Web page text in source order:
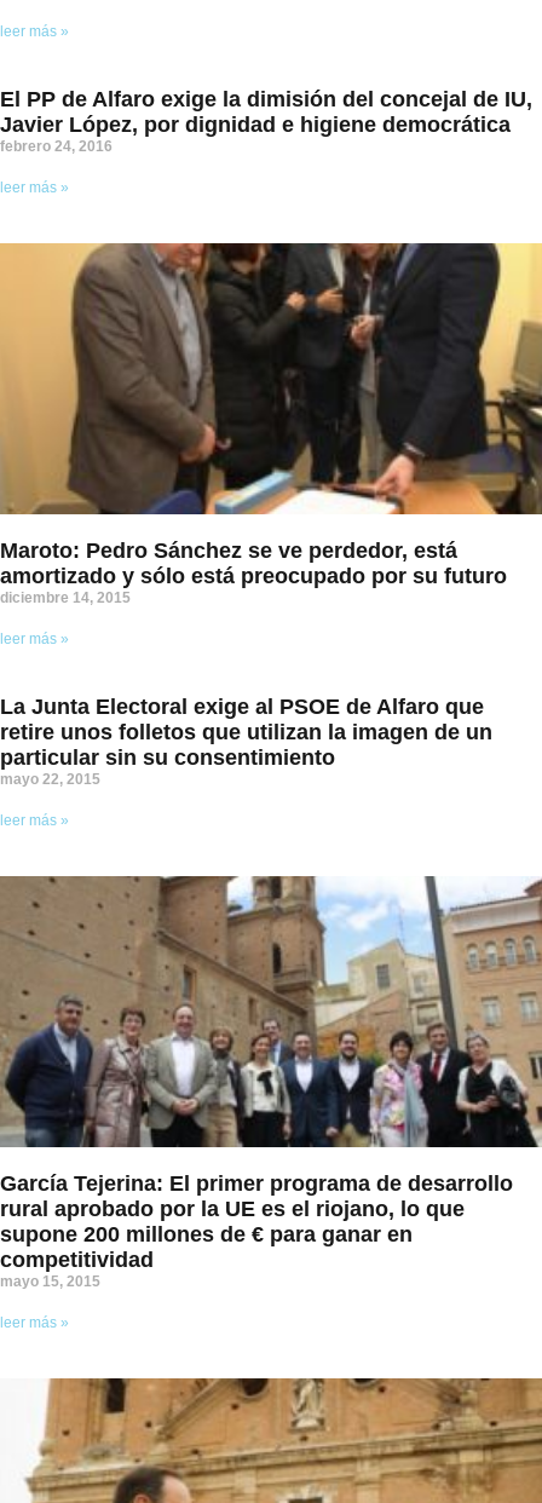
leer más »
El PP de Alfaro exige la dimisión del concejal de IU,
Javier López, por dignidad e higiene democrática
febrero 24, 2016
leer más »
Maroto: Pedro Sánchez se ve perdedor, está
amortizado y sólo está preocupado por su futuro
diciembre 14, 2015
leer más »
La Junta Electoral exige al PSOE de Alfaro que
retire unos folletos que utilizan la imagen de un
particular sin su consentimiento
mayo 22, 2015
leer más »
García Tejerina: El primer programa de desarrollo
rural aprobado por la UE es el riojano, lo que
supone 200 millones de € para ganar en
competitividad
mayo 15, 2015
leer más »